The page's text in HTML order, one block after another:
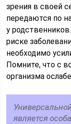
зрения в своей
передаются по
у
риске
необходимо
Помните, что с
организма
является